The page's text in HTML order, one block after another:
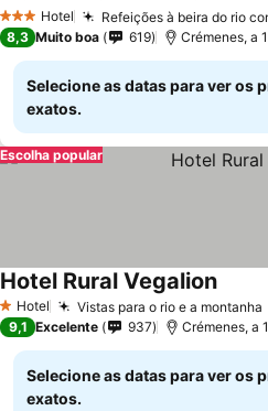
3 EstrelasHotel Refeições à beira do rio
8,3 Muito boa 619 Crémenes, a
Selecione as datas para ver os
exatos.
Escolha popular
1 Estrelas
Hotel Vistas para o rio e a montanha
Hotel Rural Vegalion
9,1 Excelente 937 Crémenes, a
Selecione as datas para ver os
exatos.